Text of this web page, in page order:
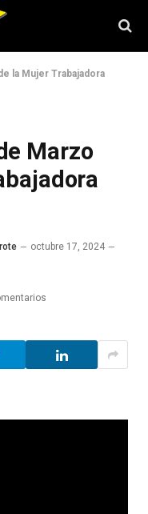
la Mujer Trabajadora
Marzo
octubre 17, 2024